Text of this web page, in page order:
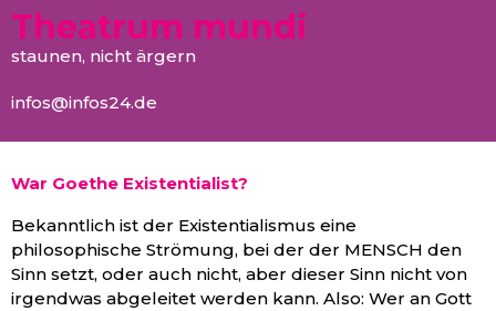
Theatrum mundi
staunen, nicht ärgern
infos@infos24.de
War Goethe Existentialist?
Bekanntlich ist der Existentialismus eine
philosophische Strömung, bei der der MENSCH den
Sinn setzt, oder auch nicht, aber dieser Sinn nicht von
irgendwas abgeleitet werden kann. Also: Wer an Gott